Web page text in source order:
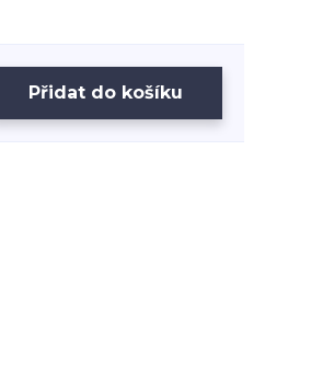
Přidat do košíku